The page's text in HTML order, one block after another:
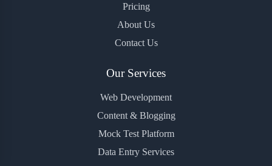
Pricing
About Us
Contact Us
Our Services
Web Development
Content & Blogging
Mock Test Platform
Data Entry Services